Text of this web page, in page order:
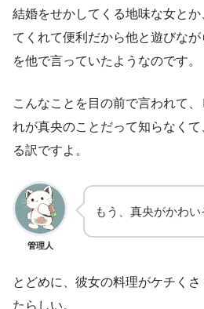
結婚をせかしてくる地味な女と
てくれて便利だから他と遊びな
を他で言っていたようなのです。
こんなことを目の前で言われて
れが真央のことだって知らなく
る訳ですよ。
管理人
もう、真央がかわい
とどめに、彼女の料理がケチく
たらしい。